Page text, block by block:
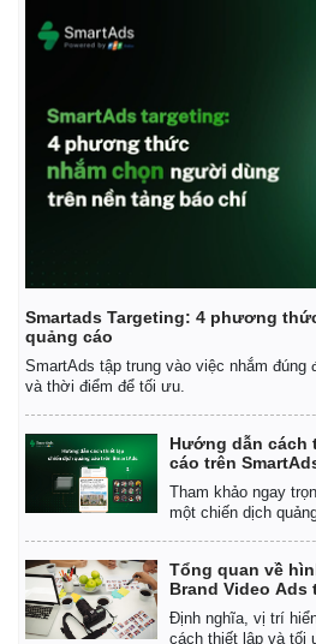
Bất động sản
Khởi nghiệp
Smartads Targeting: 4 phương
quảng cáo
SmartAds tập trung vào việc nhắm
và thời điểm để tối ưu.
Hướng dẫn cách
cáo trên
Tham khảo ngay
một chiến dịch
Tổng quan về
Brand Video Ads
Định nghĩa, vị trí
cách thiết lập và tối